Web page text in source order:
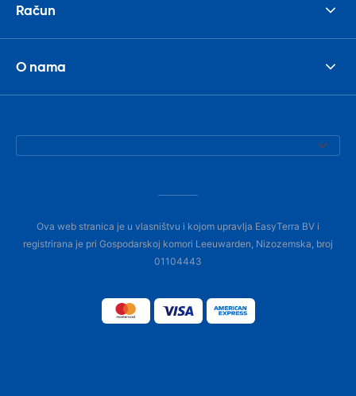
Račun
O nama
Ova web stranica je u vlasništvu i kojom upravlja EasyTerra BV i
registrirana je pri Gospodarskoj komori Leeuwarden, Nizozemska, broj
01104443